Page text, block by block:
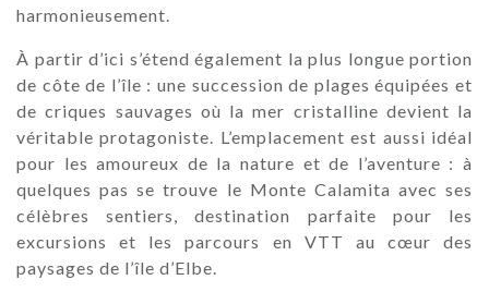
harmonieusement.
À partir d’ici s’étend également la plus longue portion
de côte de l’île : une succession de plages équipées et
de criques sauvages où la mer cristalline devient la
véritable protagoniste. L’emplacement est aussi idéal
pour les amoureux de la nature et de l’aventure : à
quelques pas se trouve le Monte Calamita avec ses
célèbres sentiers, destination parfaite pour les
excursions et les parcours en VTT au cœur des
paysages de l’île d’Elbe.